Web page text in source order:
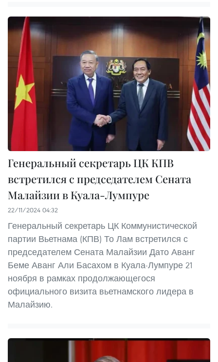
Генеральный секретарь ЦК КПВ
встретился с председателем Сената
Малайзии в Куала-Лумпуре
22/11/2024 04:32
Генеральный секретарь ЦК Коммунистической
партии Вьетнама (КПВ) То Лам встретился с
председателем Сената Малайзии Дато Аванг
Беме Аванг Али Басахом в Куала-Лумпуре 21
ноября в рамках продолжающегося
официального визита вьетнамского лидера в
Малайзию.